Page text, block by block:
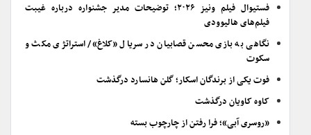
فستیوال فیلم ونیز ۲۰۲۶؛ توضیحات مدیر جشنواره درباره غیبت
فیلم‌های هالیوودی
نگاهی به بازی محسن قصابیان در سریال «کلاغ»/ استراتژی مکث و
سکوت
فوت یکی از برندگان اسکار؛ گلن هانسارد درگذشت
کاوه کاویان درگذشت
«روسری آبی»؛ فرا رفتن از چارچوب بسته